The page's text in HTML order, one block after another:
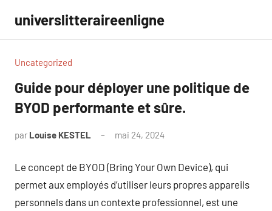
contenu
universlitteraireenligne
Uncategorized
Guide pour déployer une politique de
BYOD performante et sûre.
par Louise KESTEL mai 24, 2024
Le concept de BYOD (Bring Your Own Device), qui
permet aux employés d’utiliser leurs propres appareils
personnels dans un contexte professionnel, est une